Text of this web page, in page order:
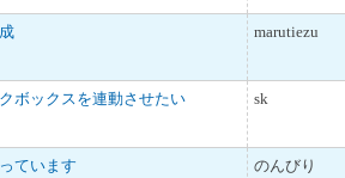
marutiezu
ボックスを連動させたい
sk
ています
のんびり